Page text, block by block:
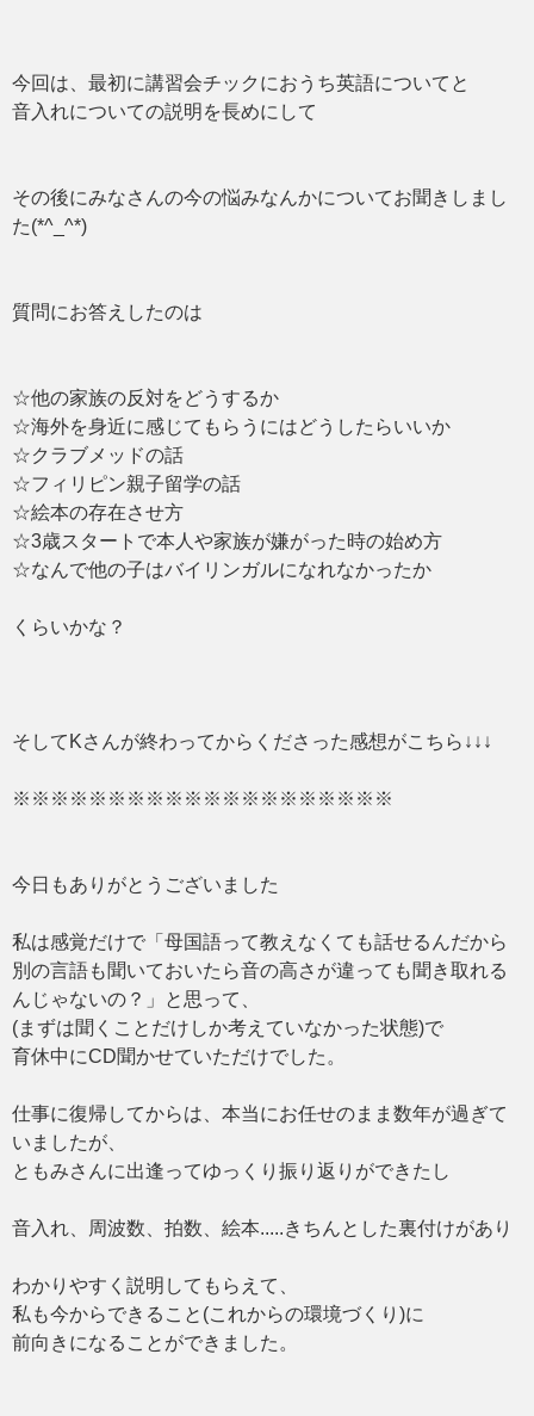
今回は、最初に講習会チックにおうち英語についてと
音入れについての説明を長めにして
その後にみなさんの今の悩みなんかについてお聞きしまし
た(*^_^*)
質問にお答えしたのは
☆他の家族の反対をどうするか
☆海外を身近に感じてもらうにはどうしたらいいか
☆クラブメッドの話
☆フィリピン親子留学の話
☆絵本の存在させ方
☆3歳スタートで本人や家族が嫌がった時の始め方
☆なんで他の子はバイリンガルになれなかったか
くらいかな？
そしてKさんが終わってからくださった感想がこちら↓↓↓
※※※※※※※※※※※※※※※※※※※※
今日もありがとうございました
私は感覚だけで「母国語って教えなくても話せるんだから
別の言語も聞いておいたら音の高さが違っても聞き取れる
んじゃないの？」と思って、
(まずは聞くことだけしか考えていなかった状態)で
育休中にCD聞かせていただけでした。
仕事に復帰してからは、本当にお任せのまま数年が過ぎて
いましたが、
ともみさんに出逢ってゆっくり振り返りができたし
音入れ、周波数、拍数、絵本.....きちんとした裏付けがあり
わかりやすく説明してもらえて、
私も今からできること(これからの環境づくり)に
前向きになることができました。